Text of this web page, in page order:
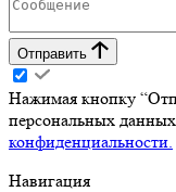
Отправить
Нажимая кнопку
персональных данных
конфиденциальности.
Навигация